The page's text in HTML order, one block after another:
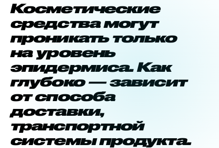
Косметические
средства могут
проникать только
на уровень
эпидермиса. Как
глубоко — зависит
от способа
доставки,
транспортной
системы продукта.